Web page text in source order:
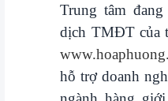
Trung tâm
dịch TMĐT của
hỗ trợ doanh